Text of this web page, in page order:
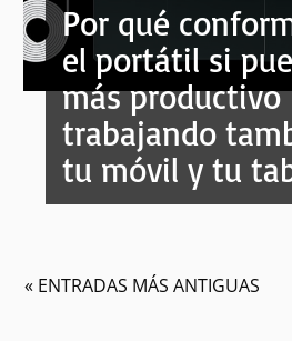
Por qué
el portátil si
más productivo
trabajando
tu móvil y tu
« ENTRADAS MÁS ANTIGUAS